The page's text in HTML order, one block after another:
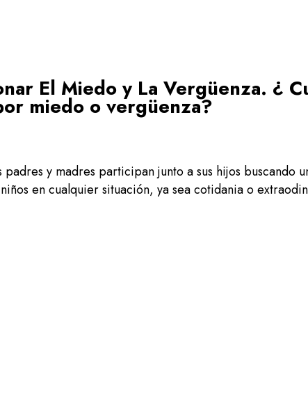
El Miedo y La Vergüenza. ¿
miedo o vergüenza?
y madres participan junto a sus hijos
en cualquier situación, ya sea cotidania o